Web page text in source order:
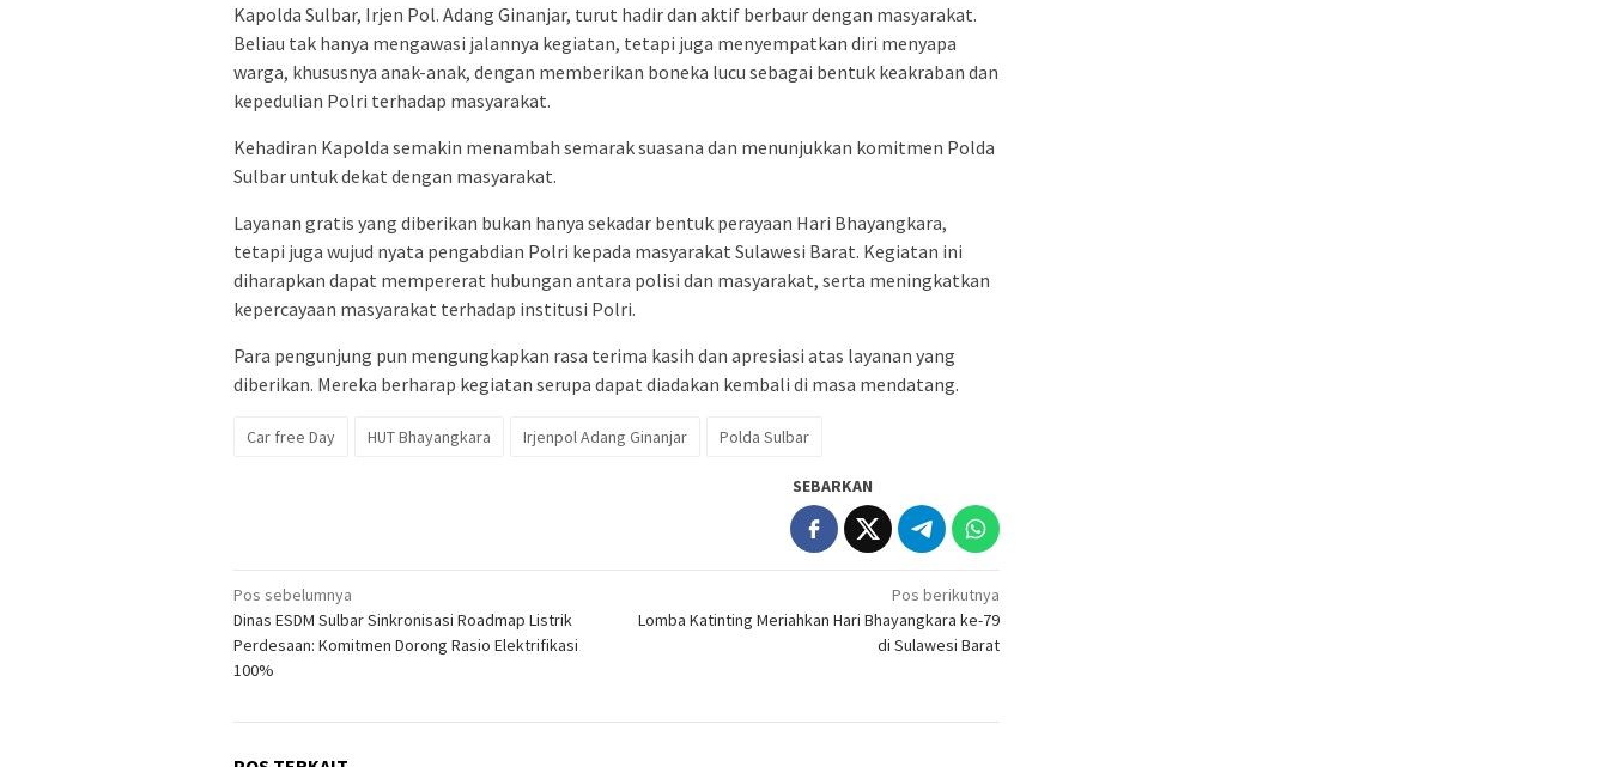
Kapolda Sulbar, Irjen Pol. Adang Ginanjar, turut hadir dan aktif berbaur dengan masyarakat.
Beliau tak hanya mengawasi jalannya kegiatan, tetapi juga menyempatkan diri menyapa
warga, khususnya anak-anak, dengan memberikan boneka lucu sebagai bentuk keakraban dan
kepedulian Polri terhadap masyarakat.
Kehadiran Kapolda semakin menambah semarak suasana dan menunjukkan komitmen Polda
Sulbar untuk dekat dengan masyarakat.
Layanan gratis yang diberikan bukan hanya sekadar bentuk perayaan Hari Bhayangkara,
tetapi juga wujud nyata pengabdian Polri kepada masyarakat Sulawesi Barat. Kegiatan ini
diharapkan dapat mempererat hubungan antara polisi dan masyarakat, serta meningkatkan
kepercayaan masyarakat terhadap institusi Polri.
Para pengunjung pun mengungkapkan rasa terima kasih dan apresiasi atas layanan yang
diberikan. Mereka berharap kegiatan serupa dapat diadakan kembali di masa mendatang.
Car free Day HUT Bhayangkara Irjenpol Adang Ginanjar Polda Sulbar
SEBARKAN
Navigasi
pos
Pos sebelumnya
Dinas ESDM Sulbar Sinkronisasi Roadmap Listrik
Perdesaan: Komitmen Dorong Rasio Elektrifikasi
100%
Pos berikutnya
Lomba Katinting Meriahkan Hari Bhayangkara ke-79
di Sulawesi Barat